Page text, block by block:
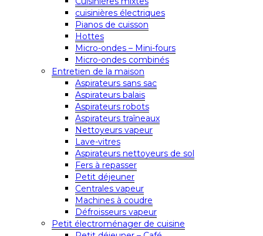
cuisinières électriques
Pianos de cuisson
Hottes
Micro-ondes – Mini-fours
Micro-ondes combinés
Entretien de la maison
Aspirateurs sans sac
Aspirateurs balais
Aspirateurs robots
Aspirateurs traîneaux
Nettoyeurs vapeur
Lave-vitres
Aspirateurs nettoyeurs de sol
Fers à repasser
Petit déjeuner
Centrales vapeur
Machines à coudre
Défroisseurs vapeur
Petit électroménager de cuisine